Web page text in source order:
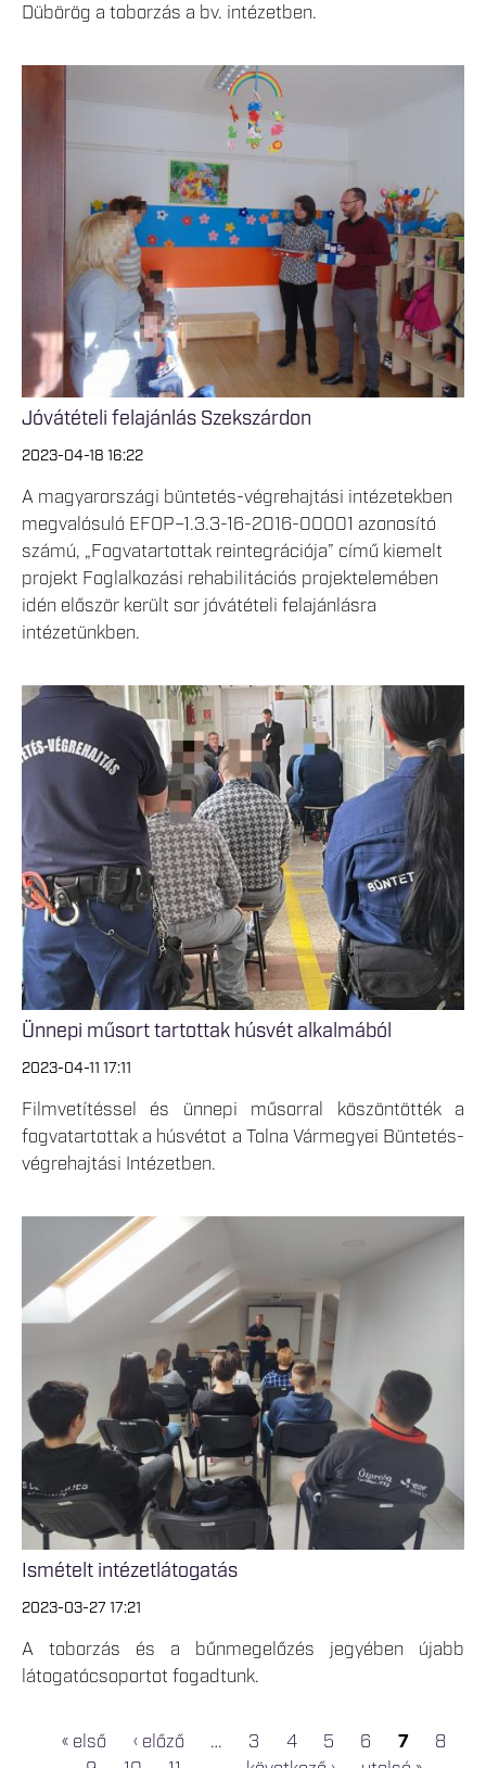
Dübörög a toborzás a bv. intézetben.
Jóvátételi felajánlás Szekszárdon
2023-04-18 16:22
A magyarországi büntetés-végrehajtási intézetekben
megvalósuló EFOP–1.3.3-16-2016-00001 azonosító
számú, „Fogvatartottak reintegrációja” című kiemelt
projekt Foglalkozási rehabilitációs projektelemében
idén először került sor jóvátételi felajánlásra
intézetünkben.
Ünnepi műsort tartottak húsvét alkalmából
2023-04-11 17:11
Filmvetítéssel és ünnepi műsorral köszöntötték a
fogvatartottak a húsvétot a Tolna Vármegyei Büntetés-
végrehajtási Intézetben.
Ismételt intézetlátogatás
2023-03-27 17:21
A toborzás és a bűnmegelőzés jegyében újabb
látogatócsoportot fogadtunk.
« első ‹ előző … 3 4 5 6 7
8